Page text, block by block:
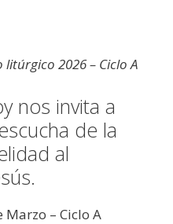
2026 – Ciclo A
nos invita a
de la
al
– Ciclo A